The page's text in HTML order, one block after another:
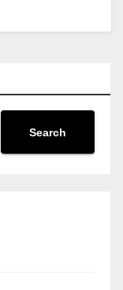
Search